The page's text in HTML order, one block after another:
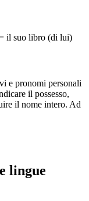
il suo libro (di lui)
e pronomi personali
il possesso,
il nome intero. Ad
lingue